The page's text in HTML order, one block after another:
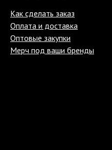
Как сделать заказ
Оплата и доставка
Оптовые закупки
Мерч под ваши бренды